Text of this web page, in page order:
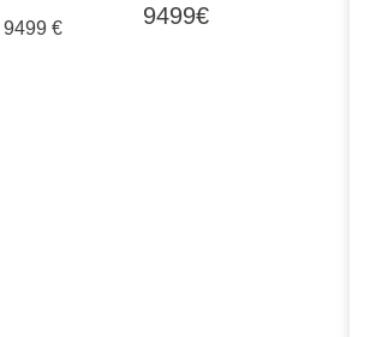
9499€
9499 €